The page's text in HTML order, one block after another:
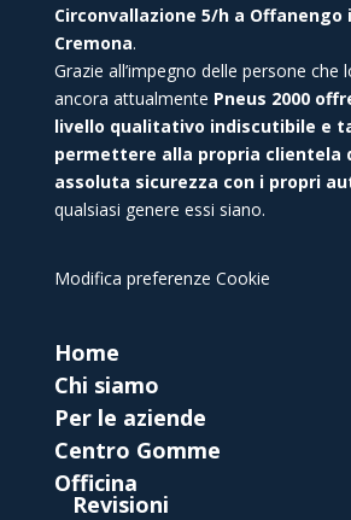
Circonvallazione 5/h a Offanengo
Cremona.
Grazie all’impegno delle persone che
ancora attualmente Pneus 2000
livello qualitativo indiscutibile e
permettere alla propria clientela
assoluta sicurezza con i propri
qualsiasi genere essi siano.
Modifica preferenze Cookie
Home
Chi siamo
Per le aziende
Centro Gomme
Officina
Revisioni